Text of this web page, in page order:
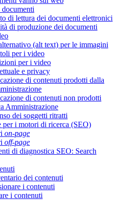
di lettura dei documenti elettronici
di produzione dei documenti
(alt text) per le immagini
per i video
per i video
e privacy
di contenuti prodotti dalla
di contenuti non prodotti
Amministrazione
dei soggetti ritratti
per i motori di ricerca (SEO)
on-page
off-page
di diagnostica SEO: Search
dei contenuti
i contenuti
i contenuti